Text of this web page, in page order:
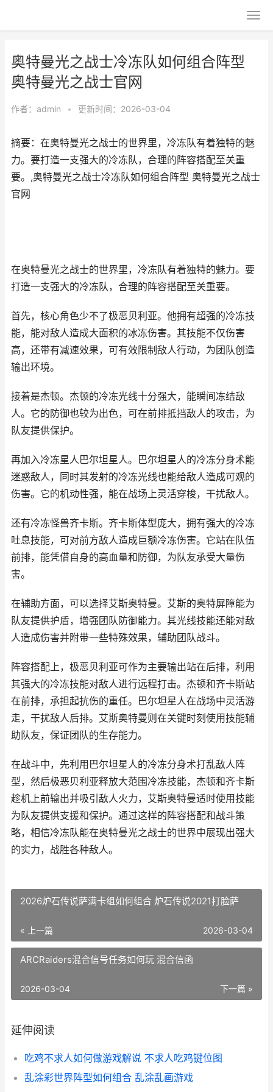
奥特曼光之战士冷冻队如何组合阵型
奥特曼光之战士官网
作者： admin • 更新时间：2026-03-04
摘要：在奥特曼光之战士的世界里，冷冻队有着独特的魅
力。要打造一支强大的冷冻队，合理的阵容搭配至关重
要。,奥特曼光之战士冷冻队如何组合阵型 奥特曼光之战士
官网
在奥特曼光之战士的世界里，冷冻队有着独特的魅力。要
打造一支强大的冷冻队，合理的阵容搭配至关重要。
首先，核心角色少不了极恶贝利亚。他拥有超强的冷冻技
能，能对敌人造成大面积的冰冻伤害。其技能不仅伤害
高，还带有减速效果，可有效限制敌人行动，为团队创造
输出环境。
接着是杰顿。杰顿的冷冻光线十分强大，能瞬间冻结敌
人。它的防御也较为出色，可在前排抵挡敌人的攻击，为
队友提供保护。
再加入冷冻星人巴尔坦星人。巴尔坦星人的冷冻分身术能
迷惑敌人，同时其发射的冷冻光线也能给敌人造成可观的
伤害。它的机动性强，能在战场上灵活穿梭，干扰敌人。
还有冷冻怪兽齐卡斯。齐卡斯体型庞大，拥有强大的冷冻
吐息技能，可对前方敌人造成巨额冷冻伤害。它站在队伍
前排，能凭借自身的高血量和防御，为队友承受大量伤
害。
在辅助方面，可以选择艾斯奥特曼。艾斯的奥特屏障能为
队友提供护盾，增强团队防御能力。其光线技能还能对敌
人造成伤害并附带一些特殊效果，辅助团队战斗。
阵容搭配上，极恶贝利亚可作为主要输出站在后排，利用
其强大的冷冻技能对敌人进行远程打击。杰顿和齐卡斯站
在前排，承担起抗伤的重任。巴尔坦星人在战场中灵活游
走，干扰敌人后排。艾斯奥特曼则在关键时刻使用技能辅
助队友，保证团队的生存能力。
在战斗中，先利用巴尔坦星人的冷冻分身术打乱敌人阵
型，然后极恶贝利亚释放大范围冷冻技能，杰顿和齐卡斯
趁机上前输出并吸引敌人火力，艾斯奥特曼适时使用技能
为队友提供支援和保护。通过这样的阵容搭配和战斗策
略，相信冷冻队能在奥特曼光之战士的世界中展现出强大
的实力，战胜各种敌人。
2026炉石传说萨满卡组如何组合 炉石传说2021打脸萨
« 上一篇 2026-03-04
ARCRaiders混合信号任务如何玩 混合信函
下一篇 »
2026-03-04
延伸阅读
吃鸡不求人如何做游戏解说 不求人吃鸡键位图
乱涂彩世界阵型如何组合 乱涂乱画游戏